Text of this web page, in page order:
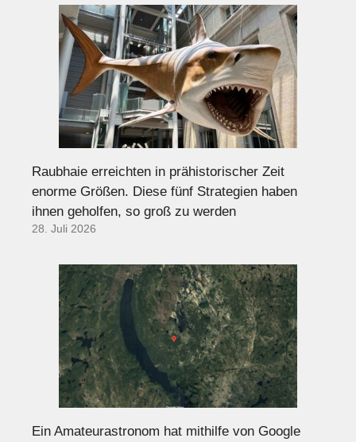
Raubhaie erreichten in prähistorischer Zeit
enorme Größen. Diese fünf Strategien haben
ihnen geholfen, so groß zu werden
28. Juli 2026
Ein Amateurastronom hat mithilfe von Google